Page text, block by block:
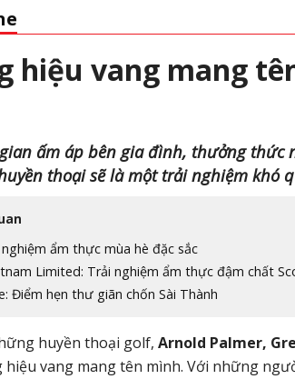
hiệu vang mang
ấm áp bên gia đình, thưởng
thoại sẽ là một trải nghiệm khó
ẩm thực mùa hè đặc sắc
Limited: Trải nghiệm ẩm thực đậm chất
Điểm hẹn thư giãn chốn Sài Thành
huyền thoại golf, Arnold Palmer,
vang mang tên mình. Với những